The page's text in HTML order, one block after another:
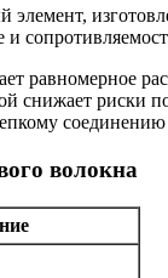
равномерное
снижает риски
волокна